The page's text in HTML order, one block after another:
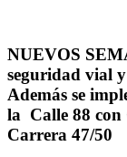
NUEVOS
seguridad vial y
Además se
la Calle 88
Carrera 47/50